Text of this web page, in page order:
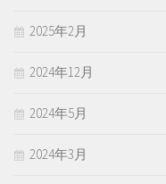
2025年2月
2024年12月
2024年5月
2024年3月